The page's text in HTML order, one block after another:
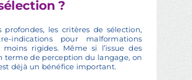
?
les critères de sélection,
indications pour malformations
rigides. Même si l’issue des
terme de perception du langage, on
déjà un bénéfice important.